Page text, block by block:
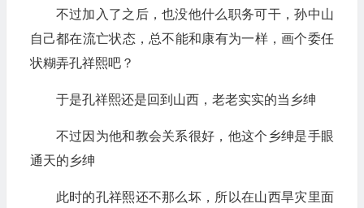
不过加入了之后，也没他什么职务可干，孙中山
自己都在流亡状态，总不能和康有为一样，画个委任
状糊弄孔祥熙吧？
于是孔祥熙还是回到山西，老老实实的当乡绅
不过因为他和教会关系很好，他这个乡绅是手眼
通天的乡绅
此时的孔祥熙还不那么坏，所以在山西旱灾里面